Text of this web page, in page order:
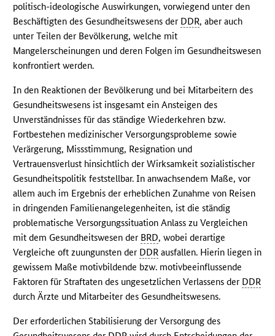
politisch-ideologische Auswirkungen, vorwiegend unter den
Beschäftigten des Gesundheitswesens der DDR, aber auch
unter Teilen der Bevölkerung, welche mit
Mangelerscheinungen und deren Folgen im Gesundheitswesen
konfrontiert werden.
In den Reaktionen der Bevölkerung und bei Mitarbeitern des
Gesundheitswesens ist insgesamt ein Ansteigen des
Unverständnisses für das ständige Wiederkehren bzw.
Fortbestehen medizinischer Versorgungsprobleme sowie
Verärgerung, Missstimmung, Resignation und
Vertrauensverlust hinsichtlich der Wirksamkeit sozialistischer
Gesundheitspolitik feststellbar. In anwachsendem Maße, vor
allem auch im Ergebnis der erheblichen Zunahme von Reisen
in dringenden Familienangelegenheiten, ist die ständig
problematische Versorgungssituation Anlass zu Vergleichen
mit dem Gesundheitswesen der BRD, wobei derartige
Vergleiche oft zuungunsten der DDR ausfallen. Hierin liegen in
gewissem Maße motivbildende bzw. motivbeeinflussende
Faktoren für Straftaten des ungesetzlichen Verlassens der DDR
durch Ärzte und Mitarbeiter des Gesundheitswesens.
Der erforderlichen Stabilisierung der Versorgung des